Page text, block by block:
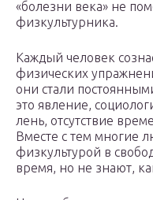
«болезни века» не
физкультурника.
Каждый человек
физических
они стали
это явление,
лень, отсутствие
Вместе с тем многие
физкультурой в
время, но не знают,